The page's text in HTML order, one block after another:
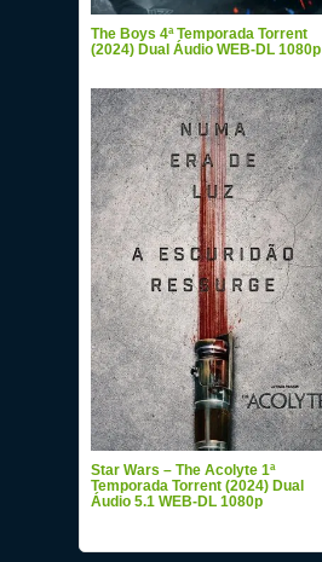
The Boys 4ª Temporada Torrent
(2024) Dual Áudio WEB-DL 1080p
Star Wars – The Acolyte 1ª
Temporada Torrent (2024) Dual
Áudio 5.1 WEB-DL 1080p